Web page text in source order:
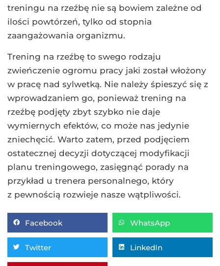
treningu na rzeźbę nie są bowiem zależne od
ilości powtórzeń, tylko od stopnia
zaangażowania organizmu.
Trening na rzeźbę to swego rodzaju
zwieńczenie ogromu pracy jaki został włożony
w pracę nad sylwetką. Nie należy śpieszyć się z
wprowadzaniem go, ponieważ trening na
rzeźbę podjęty zbyt szybko nie daje
wymiernych efektów, co może nas jedynie
zniechęcić. Warto zatem, przed podjęciem
ostatecznej decyzji dotyczącej modyfikacji
planu treningowego, zasięgnąć porady na
przykład u trenera personalnego, który
z pewnością rozwieje nasze wątpliwości.
Facebook WhatsApp
Twitter LinkedIn